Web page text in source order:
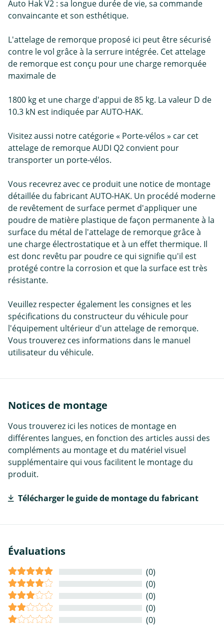
Auto Hak V2 : sa longue durée de vie, sa commande
convaincante et son esthétique.
L'attelage de remorque proposé ici peut être sécurisé
contre le vol grâce à la serrure intégrée. Cet attelage
de remorque est conçu pour une charge remorquée
maximale de
1800 kg et une charge d'appui de 85 kg. La valeur D de
10.3 kN est indiquée par AUTO-HAK.
Visitez aussi notre catégorie « Porte-vélos » car cet
attelage de remorque AUDI Q2 convient pour
transporter un porte-vélos.
Vous recevrez avec ce produit une notice de montage
détaillée du fabricant AUTO-HAK. Un procédé moderne
de revêtement de surface permet d'appliquer une
poudre de matière plastique de façon permanente à la
surface du métal de l'attelage de remorque grâce à
une charge électrostatique et à un effet thermique. Il
est donc revêtu par poudre ce qui signifie qu'il est
protégé contre la corrosion et que la surface est très
résistante.
Veuillez respecter également les consignes et les
spécifications du constructeur du véhicule pour
l'équipement ultérieur d'un attelage de remorque.
Vous trouverez ces informations dans le manuel
utilisateur du véhicule.
Notices de montage
Vous trouverez ici les notices de montage en
différentes langues, en fonction des articles aussi des
compléments au montage et du matériel visuel
supplémentaire qui vous facilitent le montage du
produit.
Télécharger le guide de montage du fabricant
Évaluations
(0)
(0)
(0)
(0)
(0)